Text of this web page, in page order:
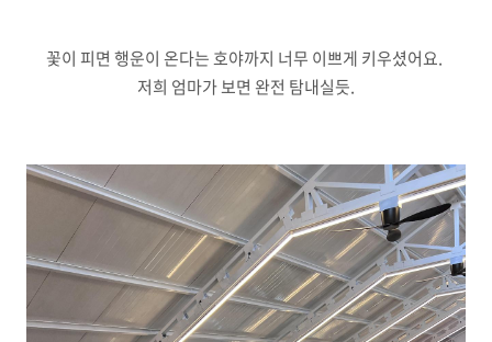
꽃이 피면 행운이 온다는 호야까지 너무 이쁘게 키우셨어요.
저희 엄마가 보면 완전 탐내실듯.